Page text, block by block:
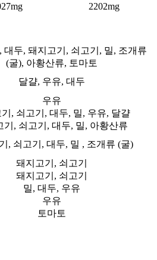
2202mg
대두, 돼지고기, 쇠고기, 밀, 조개류
(굴), 아황산류, 토마토
달걀, 우유, 대두
우유
, 쇠고기, 대두, 밀, 우유, 달걀
기, 쇠고기, 대두, 밀, 아황산류
, 쇠고기, 대두, 밀 , 조개류 (굴)
돼지고기, 쇠고기
돼지고기, 쇠고기
밀, 대두, 우유
우유
토마토